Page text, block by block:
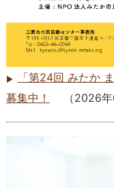
「第24回 みたか
募集中！
（2026年